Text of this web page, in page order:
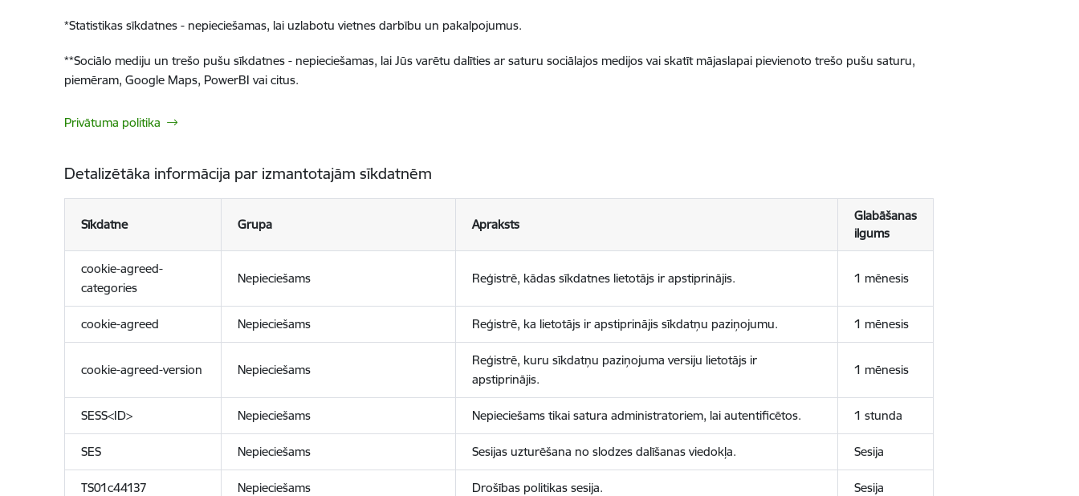
*Statistikas sīkdatnes - nepieciešamas, lai uzlabotu vietnes darbību un pakalpojumus.
**Sociālo mediju un trešo pušu sīkdatnes - nepieciešamas, lai Jūs varētu dalīties ar saturu sociālajos medijos vai skatīt mājaslapai pievienoto trešo pušu saturu,
piemēram, Google Maps, PowerBI vai citus.
Privātuma politika
Detalizētāka informācija par izmantotajām sīkdatnēm
Sīkdatne Grupa Apraksts
Glabāšanas
ilgums
cookie-agreed-
categories
Nepieciešams Reģistrē, kādas sīkdatnes lietotājs ir apstiprinājis. 1 mēnesis
cookie-agreed Nepieciešams Reģistrē, ka lietotājs ir apstiprinājis sīkdatņu paziņojumu. 1 mēnesis
cookie-agreed-version Nepieciešams
Reģistrē, kuru sīkdatņu paziņojuma versiju lietotājs ir
apstiprinājis.
1 mēnesis
SESS<ID> Nepieciešams Nepieciešams tikai satura administratoriem, lai autentificētos. 1 stunda
SES Nepieciešams Sesijas uzturēšana no slodzes dalīšanas viedokļa. Sesija
TS01c44137 Nepieciešams Drošības politikas sesija. Sesija